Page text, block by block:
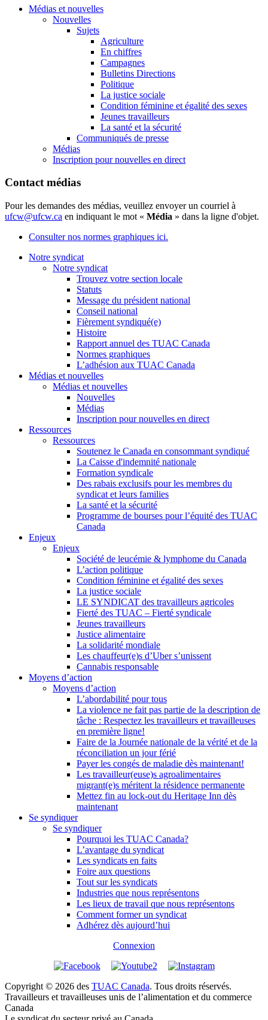
Médias et nouvelles
Nouvelles
Sujets
Agriculture
En chiffres
Campagnes
Bulletins Directions
Politique
La justice sociale
Condition féminine et égalité des sexes
Jeunes travailleurs
La santé et la sécurité
Communiqués de presse
Médias
Inscription pour nouvelles en direct
Contact médias
Pour les demandes des médias, veuillez envoyer un courriel à
ufcw@ufcw.ca en indiquant le mot « Média » dans la ligne d'objet.
Consulter nos normes graphiques ici.
Notre syndicat
Notre syndicat
Trouvez votre section locale
Statuts
Message du président national
Conseil national
Fièrement syndiqué(e)
Histoire
Rapport annuel des TUAC Canada
Normes graphiques
L’adhésion aux TUAC Canada
Médias et nouvelles
Médias et nouvelles
Nouvelles
Médias
Inscription pour nouvelles en direct
Ressources
Ressources
Soutenez le Canada en consommant syndiqué
La Caisse d'indemnité nationale
Formation syndicale
Des rabais exclusifs pour les membres du
syndicat et leurs families
La santé et la sécurité
Programme de bourses pour l’équité des TUAC
Canada
Enjeux
Enjeux
Société de leucémie & lymphome du Canada
L’action politique
Condition féminine et égalité des sexes
La justice sociale
LE SYNDICAT des travailleurs agricoles
Fierté des TUAC – Fierté syndicale
Jeunes travailleurs
Justice alimentaire
La solidarité mondiale
Les chauffeur(e)s d’Uber s’unissent
Cannabis responsable
Moyens d’action
Moyens d’action
L’abordabilité pour tous
La violence ne fait pas partie de la description de
tâche : Respectez les travailleurs et travailleuses
en première ligne!
Faire de la Journée nationale de la vérité et de la
réconciliation un jour férié
Payer les congés de maladie dès maintenant!
Les travailleur(euse)s agroalimentaires
migrant(e)s méritent la résidence permanente
Mettez fin au lock-out du Heritage Inn dès
maintenant
Se syndiquer
Se syndiquer
Pourquoi les TUAC Canada?
L’avantage du syndicat
Les syndicats en faits
Foire aux questions
Tout sur les syndicats
Industries que nous représentons
Les lieux de travail que nous représentons
Comment former un syndicat
Adhérez dès aujourd’hui
Connexion
Copyright © 2026 des TUAC Canada. Tous droits réservés.
Travailleurs et travailleuses unis de l’alimentation et du commerce
Canada